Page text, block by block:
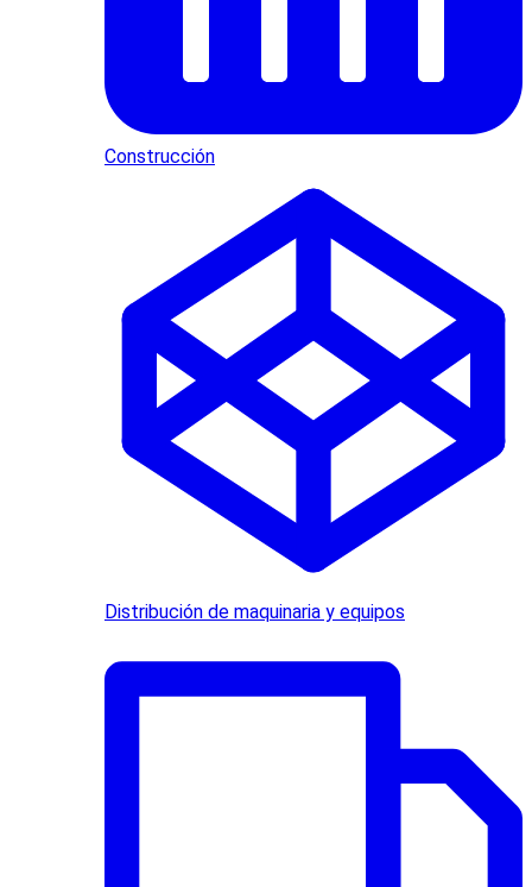
Construcción
Distribución de maquinaria y equipos